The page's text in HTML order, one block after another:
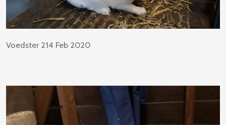
Voedster 214 Feb 2020